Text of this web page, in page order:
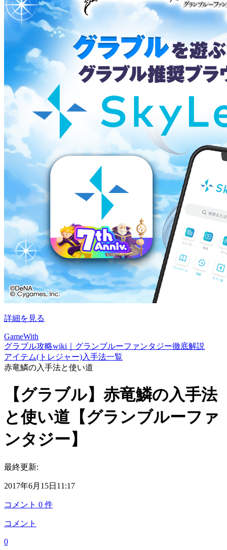
詳細を見る
GameWith
グラブル攻略wiki｜グランブルーファンタジー徹底解説
アイテム(トレジャー)入手法一覧
赤竜鱗の入手法と使い道
【グラブル】赤竜鱗の入手法
と使い道【グランブルーファ
ンタジー】
最終更新:
2017年6月15日11:17
コメント 0 件
コメント
0